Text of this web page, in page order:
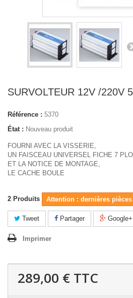
SURVOLTEUR 12V /220V
Référence : 5370
État : Nouveau produit
FOURNI AVEC LA VISSERIE,
UN FAISCEAU UNIVERSEL FICHE 7
ET LA NOTICE DE MONTAGE,
LE CACHE BOULE
2 Produits Attention : dernières
Tweet Partager Google+
Imprimer
289,00 € TTC